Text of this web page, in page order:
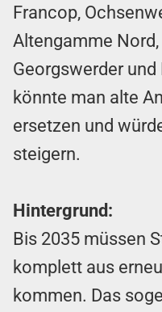
Francop,
Altengamme
Georgswerder
könnte man alte
ersetzen und
steigern.
Hintergrund:
Bis 2035 müssen
komplett aus
kommen. Das